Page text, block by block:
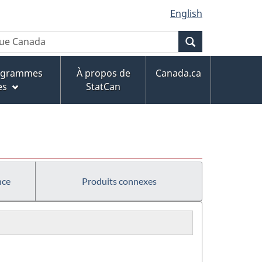
English
À propos de
StatCan
Canada.ca
Produits connexes